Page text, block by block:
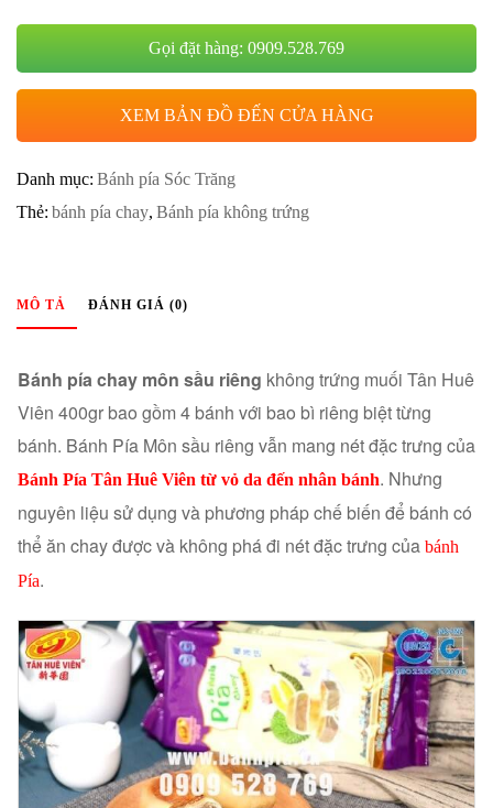
Gọi đặt hàng: 0909.528.769
XEM BẢN ĐỒ ĐẾN CỬA HÀNG
Danh mục: Bánh pía Sóc Trăng
Thẻ: bánh pía chay, Bánh pía không trứng
MÔ TẢ ĐÁNH GIÁ (0)
Bánh pía chay môn sầu riêng không trứng muối Tân Huê
Viên 400gr bao gồm 4 bánh với bao bì riêng biệt từng
bánh. Bánh Pía Môn sầu riêng vẫn mang nét đặc trưng của
Bánh Pía Tân Huê Viên từ vỏ da đến nhân bánh. Nhưng
nguyên liệu sử dụng và phương pháp chế biến để bánh có
thể ăn chay được và không phá đi nét đặc trưng của bánh
Pía.